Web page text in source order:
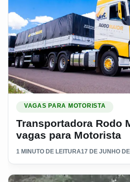
VAGAS PARA MOTORISTA
Transportadora Rodo
vagas para Motorista
1 MINUTO DE LEITURA17 DE JUNHO